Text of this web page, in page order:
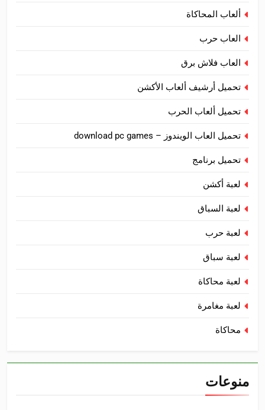
ألعاب المحاكاة
العاب حرب
العاب فلاش برق
تحميل أرشيف ألعاب الأكشن
تحميل ألعاب الحرب
تحميل العاب الويندوز – download pc games
تحميل برنامج
لعبة أكشن
لعبة السباق
لعبة حرب
لعبة سباق
لعبة محاكاة
لعبة مغامرة
محاكاة
منوعات